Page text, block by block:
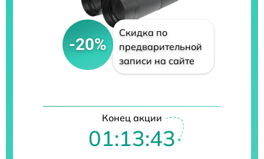
-20%
Скидка по
предварительной
записи на сайте
Конец акции
01:13:41